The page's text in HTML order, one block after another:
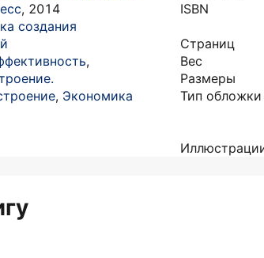
, 2014
создания
,
, Экономика
ISBN
Страниц
Вес
Размеры
Тип обложки